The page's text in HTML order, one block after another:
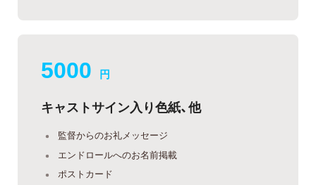
5000 円
キャストサイン入り色紙、他
監督からのお礼メッセージ
エンドロールへのお名前掲載
ポストカード